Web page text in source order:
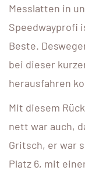
Messlatten in
Speedwayprofi
Beste.
bei dieser
herausfahren
Mit diesem
nett war auch,
Gritsch, er war
Platz 6, mit